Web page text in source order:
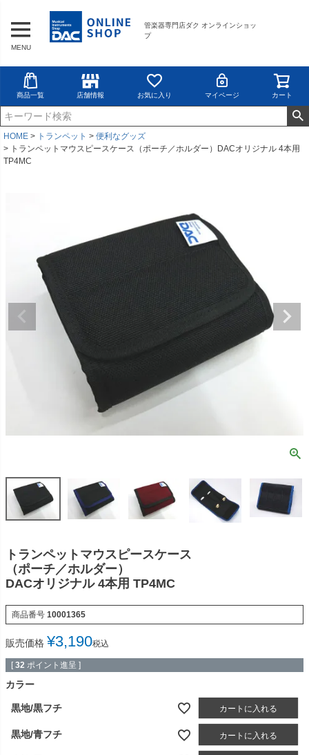
管楽器専門店ダク オンラインショッ
プ
MENU
商品一覧 店舗情報 お気に入り マイページ カート
HOME トランペット
便利なグッズ
トランペットマウスピースケース（ポーチ／ホルダー）DACオリジナル 4本用
TP4MC
トランペットマウスピースケース
（ポーチ／ホルダー）
DACオリジナル 4本用 TP4MC
商品番号 10001365
販売価格 ¥3,190税込
[ 32 ポイント進呈 ]
カラー
黒地/黒フチ カートに入れる
黒地/青フチ カートに入れる